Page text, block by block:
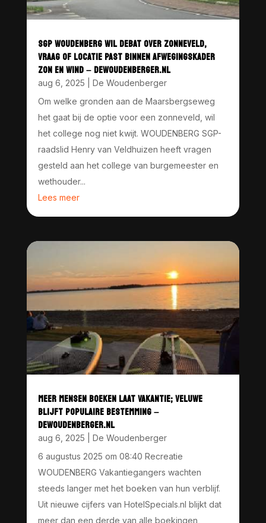
SGP WOUDENBERG WIL DEBAT OVER ZONNEVELD,
VRAAG OF LOCATIE PAST BINNEN AFWEGINGSKADER
ZON EN WIND – DEWOUDENBERGER.NL
aug 6, 2025
De Woudenberger
Om welke gronden aan de Maarsbergseweg
het gaat bij de optie voor een zonneveld, wil
het college nog niet kwijt. WOUDENBERG SGP-
raadslid Henry van Veldhuizen heeft vragen
gesteld aan het college van burgemeester en
wethouder...
Lees meer
MEER MENSEN BOEKEN LAAT VAKANTIE; VELUWE
BLIJFT POPULAIRE BESTEMMING –
DEWOUDENBERGER.NL
aug 6, 2025
De Woudenberger
6 augustus 2025 om 08:40 Recreatie
WOUDENBERG Vakantiegangers wachten
steeds langer met het boeken van hun verblijf.
Uit nieuwe cijfers van HotelSpecials.nl blijkt dat
meer dan een derde van alle boekingen,